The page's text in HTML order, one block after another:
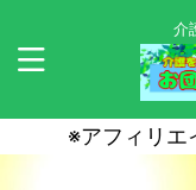
介
※アフィリエ